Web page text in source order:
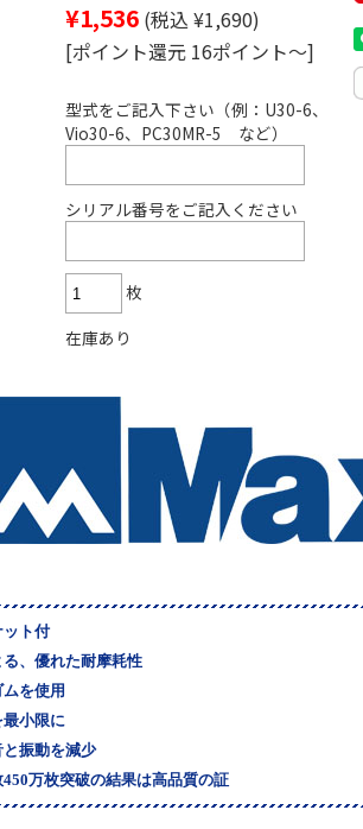
¥1,536 (税込 ¥1,690)
[ポイント還元 16ポイント～]
型式をご記入下さい（例：U30-6、
Vio30-6、PC30MR-5 など）
シリアル番号をご記入ください
枚
在庫あり
ット付
、優れた耐摩耗性
を使用
最小限に
振動を減少
万枚突破の結果は高品質の証